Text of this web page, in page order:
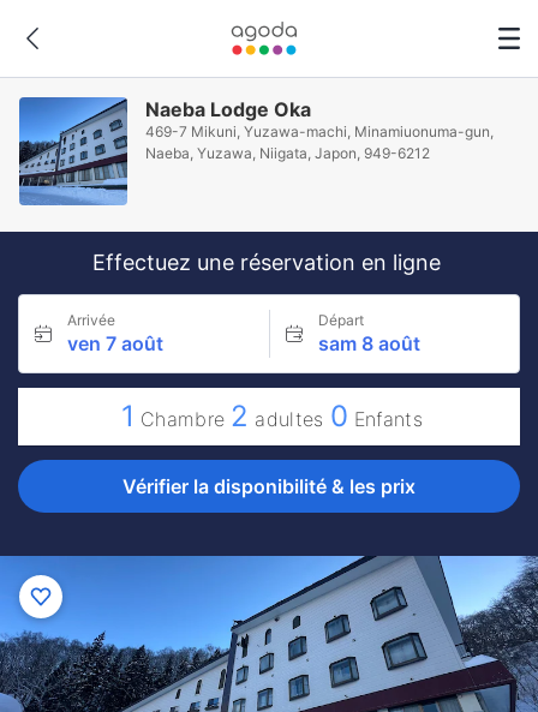
Naeba Lodge Oka
469-7 Mikuni, Yuzawa-machi, Minamiuonuma-gun,
Naeba, Yuzawa, Niigata, Japon, 949-6212
Effectuez une réservation en ligne
Arrivée
ven 7 août
Départ
sam 8 août
1 Chambre 2 adultes 0 Enfants
Vérifier la disponibilité & les prix